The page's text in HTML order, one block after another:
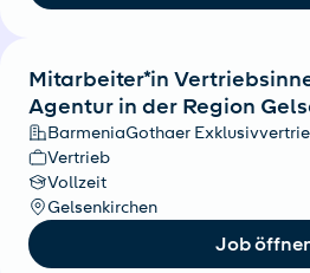
Mitarbeiter*in
Agentur in der Region
BarmeniaGothaer
Vertrieb
Vollzeit
Gelsenkirchen
Job